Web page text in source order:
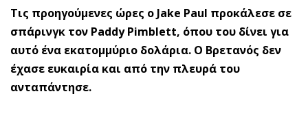
Τις προηγούμενες ώρες ο Jake Paul προκάλεσε σε
σπάρινγκ τον Paddy Pimblett, όπου του δίνει για
αυτό ένα εκατομμύριο δολάρια. Ο Βρετανός δεν
έχασε ευκαιρία και από την πλευρά του
ανταπάντησε.